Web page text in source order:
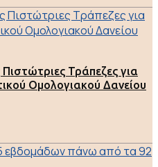
Τράπεζες για
Ομολογιακού Δανείου